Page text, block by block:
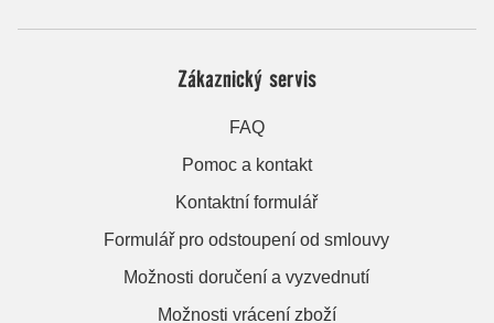
Zákaznický servis
FAQ
Pomoc a kontakt
Kontaktní formulář
Formulář pro odstoupení od smlouvy
Možnosti doručení a vyzvednutí
Možnosti vrácení zboží